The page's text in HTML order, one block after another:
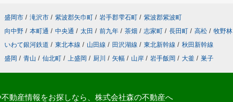
盛岡市 / 滝沢市 / 紫波郡矢巾町 / 岩手郡雫石町 / 紫波郡紫波町
向中野 / 本町通 / 中央通 / 太田 / 前九年 / 茶畑 / 志家町 / 長田町 / 高松 / 牧野林
いわて銀河鉄道 / 東北本線 / 山田線 / 田沢湖線 / 東北新幹線 / 秋田新幹線
盛岡 / 青山 / 仙北町 / 上盛岡 / 厨川 / 矢幅 / 山岸 / 岩手飯岡 / 大釜 / 巣子
動産情報をお探しなら、株式会社森の不動産へ